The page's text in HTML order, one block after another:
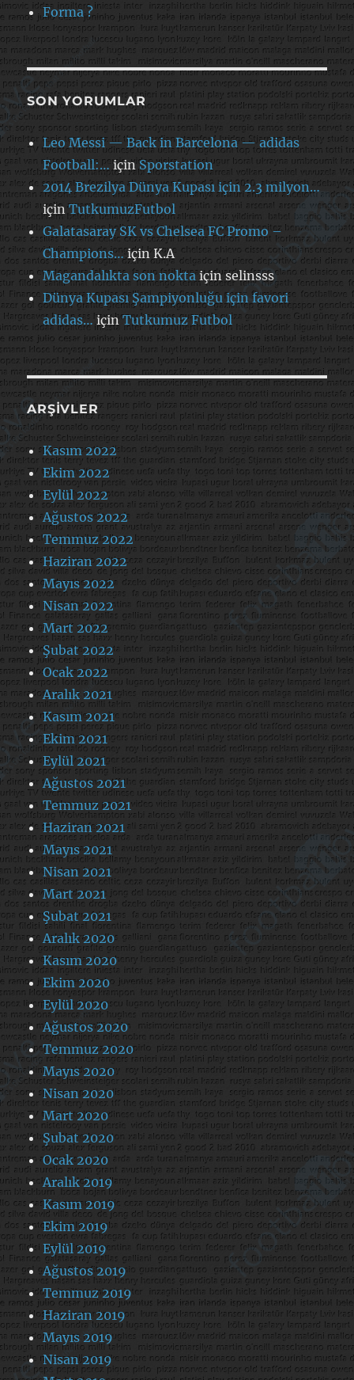
Forma ?
SON YORUMLAR
Leo Messi — Back in Barcelona — adidas
Football:… içinSporstation
2014 Brezilya Dünya Kupası için 2.3 milyon…
içinTutkumuzFutbol
Galatasaray SK vs Chelsea FC Promo –
Champions…içinK.A
Magandalıkta son noktaiçinselinsss
Dünya Kupası Şampiyonluğu için favori
adidas… içinTutkumuz Futbol
ARŞIVLER
Kasım 2022
Ekim 2022
Eylül 2022
Ağustos 2022
Temmuz 2022
Haziran 2022
Mayıs 2022
Nisan 2022
Mart 2022
Şubat 2022
Ocak 2022
Aralık 2021
Kasım 2021
Ekim 2021
Eylül 2021
Ağustos 2021
Temmuz 2021
Haziran 2021
Mayıs 2021
Nisan 2021
Mart 2021
Şubat 2021
Aralık 2020
Kasım 2020
Ekim 2020
Eylül 2020
Ağustos 2020
Temmuz 2020
Mayıs 2020
Nisan 2020
Mart 2020
Şubat 2020
Ocak 2020
Aralık 2019
Kasım 2019
Ekim 2019
Eylül 2019
Ağustos 2019
Temmuz 2019
Haziran 2019
Mayıs 2019
Nisan 2019